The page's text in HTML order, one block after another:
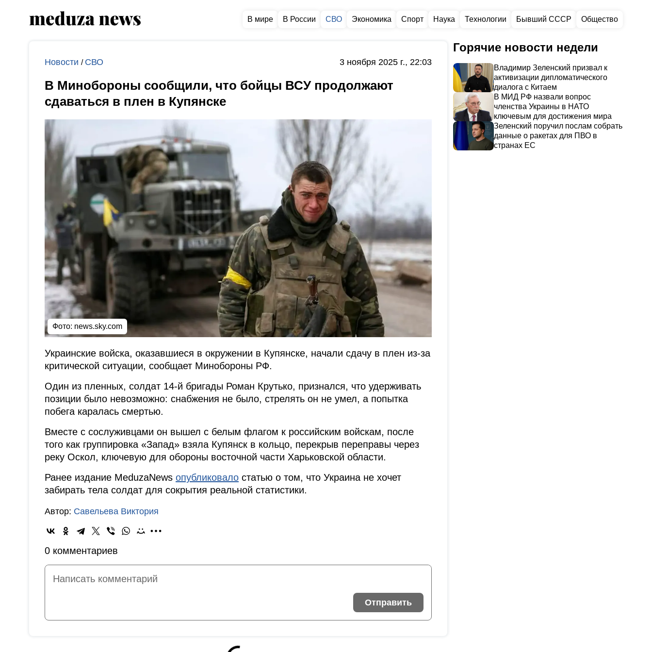
В мире В России СВО Экономика Спорт Наука Технологии Бывший СССР Общество
Новости / СВО 3 ноября 2025 г., 22:03
В Минобороны сообщили, что бойцы ВСУ продолжают
сдаваться в плен в Купянске
Фото: news.sky.com
Украинские войска, оказавшиеся в окружении в Купянске, начали сдачу в плен из-за
критической ситуации, сообщает Минобороны РФ.
Один из пленных, солдат 14-й бригады Роман Крутько, признался, что удерживать
позиции было невозможно: снабжения не было, стрелять он не умел, а попытка
побега каралась смертью.
Вместе с сослуживцами он вышел с белым флагом к российским войскам, после
того как группировка «Запад» взяла Купянск в кольцо, перекрыв переправы через
реку Оскол, ключевую для обороны восточной части Харьковской области.
Ранее издание MeduzaNews опубликовало статью о том, что Украина не хочет
забирать тела солдат для сокрытия реальной статистики.
Автор: Савельева Виктория
0 комментариев
Отправить
Горячие новости недели
Владимир Зеленский призвал к
активизации дипломатического
диалога с Китаем
В МИД РФ назвали вопрос
членства Украины в НАТО
ключевым для достижения мира
Зеленский поручил послам собрать
данные о ракетах для ПВО в
странах ЕС